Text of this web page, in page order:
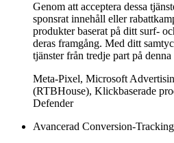
Genom att acceptera dessa
sponsrat innehåll eller
produkter baserat på ditt surf-
deras framgång. Med ditt
tjänster från tredje part på
Meta-Pixel, Microsoft
(RTBHouse), Klickbaserade
Defender
Avancerad Conversion-Tracking